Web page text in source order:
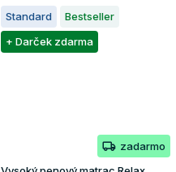
Standard
Bestseller
+ Darček zdarma
zadarmo